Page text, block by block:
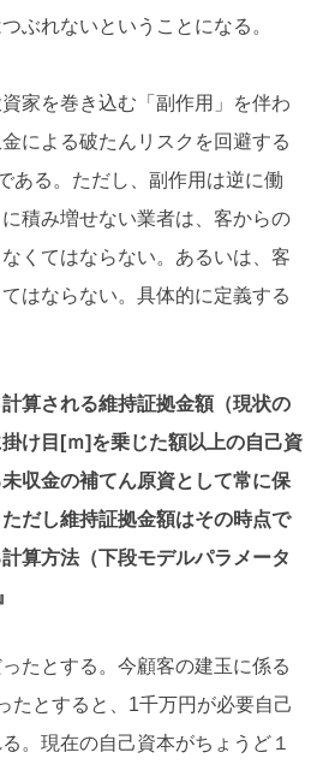
ぶれないということになる。
家を巻き込む「副作用」を伴わ
による破たんリスクを回避する
ある。ただし、副作用は逆に働
積み増せない業者は、客からの
くてはならない。あるいは、客
はならない。具体的に定義する
計算される維持証拠金額（現状の
け目[ｍ]を乗じた額以上の自己資
収金の補てん原資として常に保
だし維持証拠金額はその時点で
算方法（下段モデルパラメータ
たとする。今顧客の建玉に係る
たとすると、1千万円が必要自己
。現在の自己資本がちょうど１